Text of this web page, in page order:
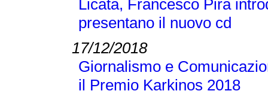
Licata, Francesco Pira
presentano il nuovo cd
17/12/2018
Giornalismo e
il Premio Karkinos 2018